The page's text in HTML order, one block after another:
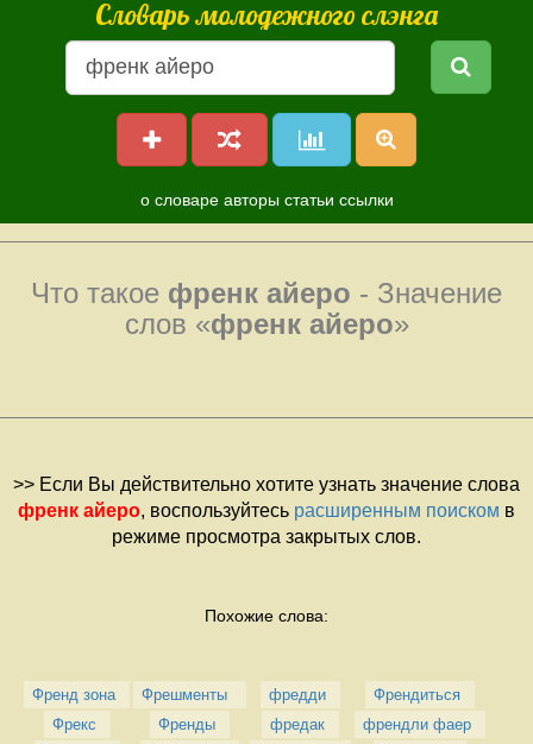
Словарь молодежного слэнга
о словаре авторы статьи ссылки
Что такое френк айеро - Значение
слов «френк айеро»
>> Если Вы действительно хотите узнать значение слова
френк айеро, воспользуйтесь расширенным поиском в
режиме просмотра закрытых слов.
Похожие слова:
Френд зона
Фрекс
Фрешменты
Френды
фредди
фредак
Френдиться
френдли фаер